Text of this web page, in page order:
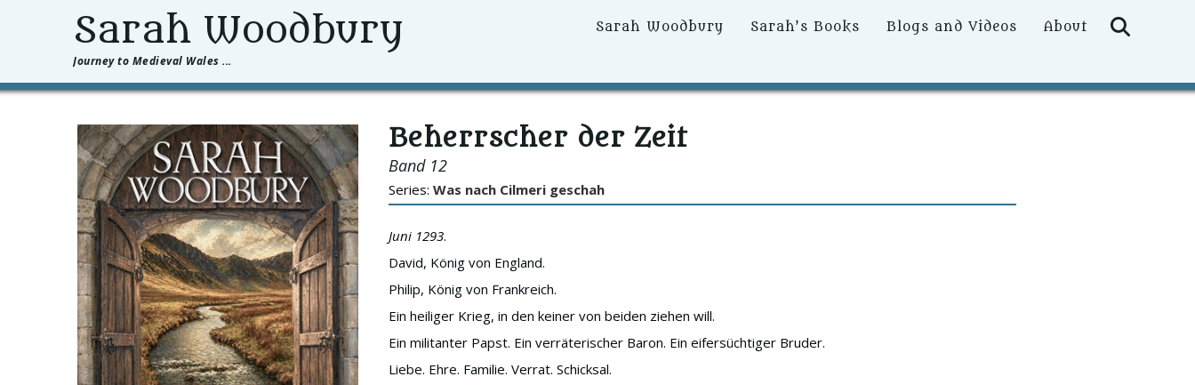
Sarah Woodbury
Journey to Medieval Wales ...
Primary
Sarah Woodbury Sarah’s Books Blogs and Videos About
Beherrscher der Zeit
Band 12
Series: Was nach Cilmeri geschah
Juni 1293.
David, König von England.
Philip, König von Frankreich.
Ein heiliger Krieg, in den keiner von beiden ziehen will.
Ein militanter Papst. Ein verräterischer Baron. Ein eifersüchtiger Bruder.
Liebe. Ehre. Familie. Verrat. Schicksal.